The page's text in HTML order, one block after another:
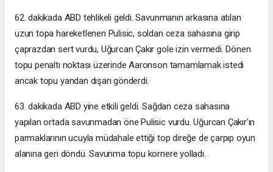
62. dakikada ABD tehlikeli geldi. Savunmanın arkasına atılan
uzun topa hareketlenen Pulisic, soldan ceza sahasına girip
çaprazdan sert vurdu, Uğurcan Çakır gole izin vermedi. Dönen
topu penaltı noktası üzerinde Aaronson tamamlamak istedi
ancak topu yandan dışarı gönderdi.
63. dakikada ABD yine etkili geldi. Sağdan ceza sahasına
yapılan ortada savunmadan öne Pulisic vurdu. Uğurcan Çakır'ın
parmaklarının ucuyla müdahale ettiği top direğe de çarpıp oyun
alanına geri döndü. Savunma topu kornere yolladı.